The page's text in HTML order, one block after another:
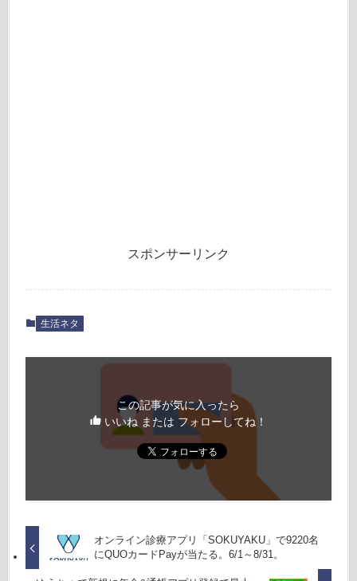
スポンサーリンク
生活ネタ
この記事が気に入ったら
いいね または フォローしてね！
オンライン診療アプリ「SOKUYAKU」で9220名
にQUOカードPayが当たる。6/1～8/31。